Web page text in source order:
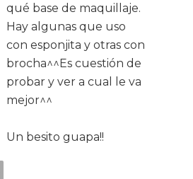
qué base de maquillaje.
Hay algunas que uso
con esponjita y otras con
brocha^^Es cuestión de
probar y ver a cual le va
mejor^^
Un besito guapa!!